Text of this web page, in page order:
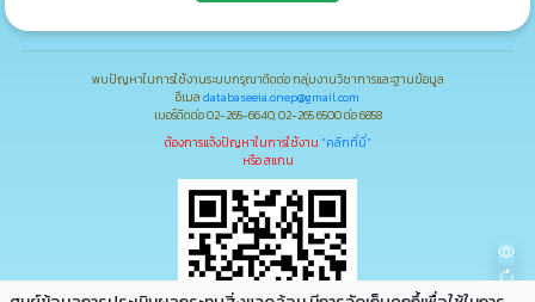
พบปัญหาในการใช้งานระบบกรุณาติดต่อ กลุ่มงานวิชาการและฐานข้อมูล
อีเมล databaseeia.onep@gmail.com
เบอร์ติดต่อ 02-265-6640, 02-265 6500 ต่อ 6858
ต้องการแจ้งปัญหาในการใช้งาน "คลิกที่นี่"
หรือ สแกน